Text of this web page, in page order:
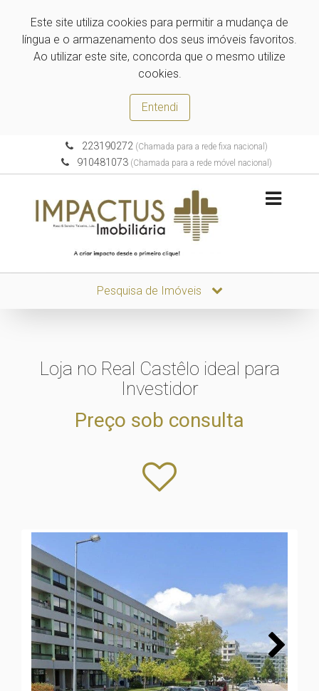
Este site utiliza cookies para permitir a mudança de
língua e o armazenamento dos seus imóveis favoritos.
Ao utilizar este site, concorda que o mesmo utilize
cookies.
Entendi
223190272(Chamada para a rede fixa nacional)
910481073 (Chamada para a rede móvel nacional)
Pesquisa de Imóveis
Loja no Real Castêlo ideal para
Investidor
Preço sob consulta
Next